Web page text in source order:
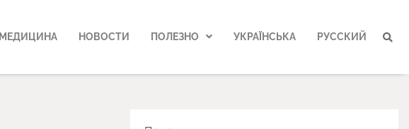
МЕДИЦИНА НОВОСТИ ПОЛЕЗНО УКРАЇНСЬКА РУССКИЙ